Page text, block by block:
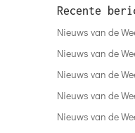
Recente
Nieuws van de
Nieuws van de
Nieuws van de
Nieuws van de
Nieuws van de